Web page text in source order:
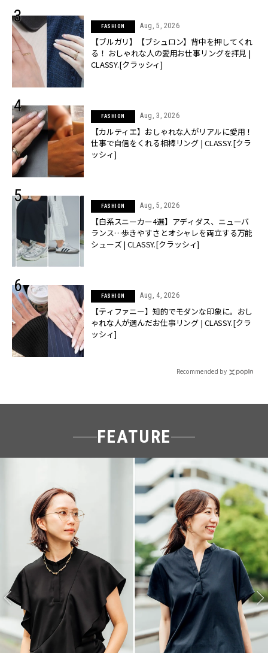
FASHION Aug, 5, 2026
【ブルガリ】【ブシュロン】背中を押してくれ
る！ おしゃれな人の愛用お仕事リングを拝見 |
CLASSY.[クラッシィ]
FASHION Aug, 3, 2026
【カルティエ】おしゃれな人がリアルに愛用！
仕事で自信をくれる相棒リング | CLASSY.[クラ
ッシィ]
FASHION Aug, 5, 2026
【白系スニーカー4選】アディダス、ニューバ
ランス…歩きやすさとオシャレを両立する万能
シューズ | CLASSY.[クラッシィ]
FASHION Aug, 4, 2026
【ティファニー】知的でモダンな印象に。おし
ゃれな人が選んだお仕事リング | CLASSY.[クラ
ッシィ]
Recommended by
FEATURE